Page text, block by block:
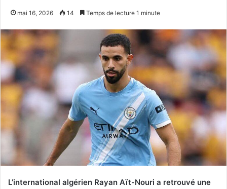
mai 16, 2026 14 Temps de lecture 1 minute
L’international algérien Rayan Aït-Nouri a retrouvé une